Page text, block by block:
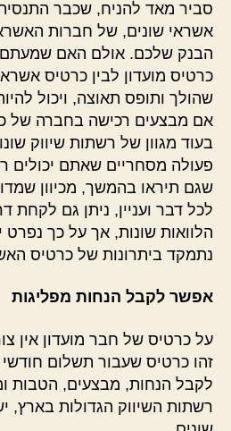
סביר מאד להניח, שכבר
אשראי שונים, של חברות
הבנק שלכם. אולם האם שמעתם
כרטיס מועדון לבין כרטיס
שהולך ותופס תאוצה, ויכול
אם מבצעים רכישה בחברה של
בעוד מגוון של רשתות שיווק
פעולה מסחריים שאתם יכולים
שגם תיראו בהמשך, מכיוון
לכל דבר ועניין, ניתן גם
הלוואות שונות, אך על כך נפרט
נתמקד ביתרונות של כרטיס
אפשר לקבל הנחות מפליגות
על כרטיס של חבר מועדון אין
זהו כרטיס שעבור תשלום
לקבל הנחות, מבצעים, הטבות
רשתות השיווק הגדולות בארץ,